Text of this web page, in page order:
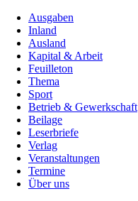
Ausgaben
Inland
Ausland
Kapital & Arbeit
Feuilleton
Thema
Sport
Betrieb & Gewerkschaft
Beilage
Leserbriefe
Verlag
Veranstaltungen
Termine
Über uns